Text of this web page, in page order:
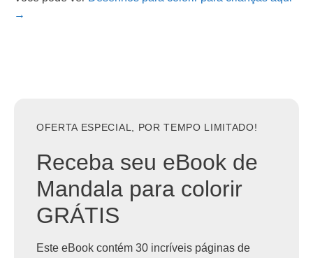
→
OFERTA ESPECIAL, POR TEMPO LIMITADO!
Receba seu eBook de
Mandala para colorir
GRÁTIS
Este eBook contém 30 incríveis páginas de